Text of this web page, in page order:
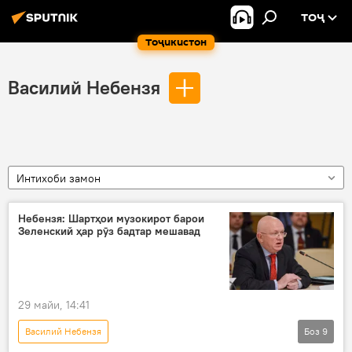
Тоҷикистон
ТОҶ
Василий Небензя
Интихоби замон
Небензя: Шартҳои музокирот барои
Зеленский ҳар рӯз бадтар мешавад
29 майи, 14:41
Василий Небензя
Боз 9